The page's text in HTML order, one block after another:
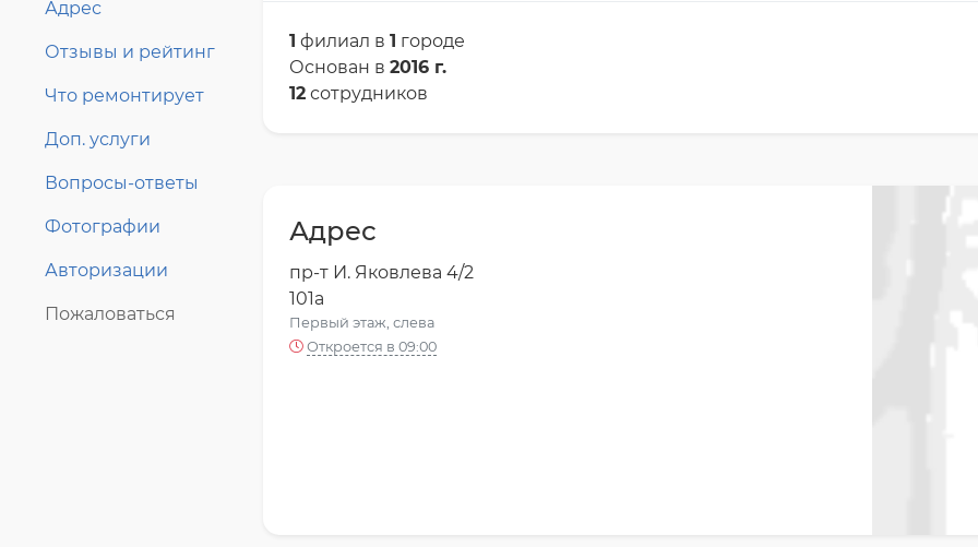
Адрес
Отзывы и рейтинг
Что ремонтирует
Доп. услуги
Вопросы-ответы
Фотографии
Авторизации
Пожаловаться
1 филиал в 1 городе
Основан в 2016 г.
12 сотрудников
Адрес
пр-т И. Яковлева 4/2
101а
Первый этаж, слева
Откроется в 09:00